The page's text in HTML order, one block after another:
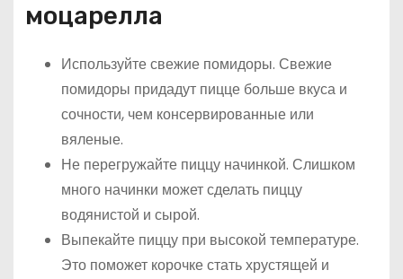
моцарелла
Используйте свежие помидоры. Свежие
помидоры придадут пицце больше вкуса и
сочности, чем консервированные или
вяленые.
Не перегружайте пиццу начинкой. Слишком
много начинки может сделать пиццу
водянистой и сырой.
Выпекайте пиццу при высокой температуре.
Это поможет корочке стать хрустящей и